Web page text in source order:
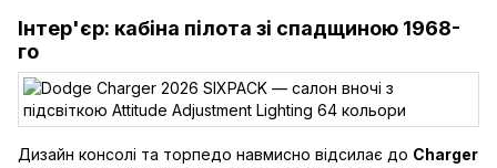
Інтер'єр: кабіна пілота зі спадщиною 1968-
го
Дизайн консолі та торпедо навмисно відсилає до Charger